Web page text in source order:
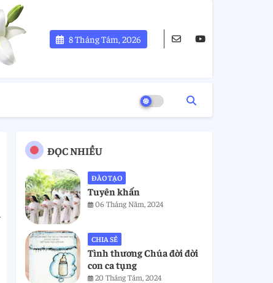
8 Tháng Tám, 2026
ĐỌC NHIỀU
ĐÀO TẠO
Tuyên khấn
06 Tháng Năm, 2024
CHIA SẺ
Tình thương Chúa đời đời
con ca tụng
20 Tháng Tám, 2024